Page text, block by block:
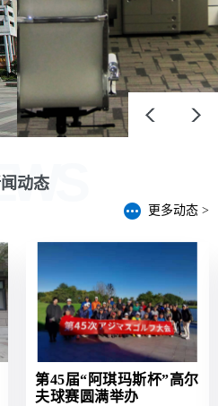
今后各部门办公空间的二次分配
与调整带来了便利。
动态
更多动态 >
第45届“阿琪玛斯杯”高尔
夫球赛圆满举办